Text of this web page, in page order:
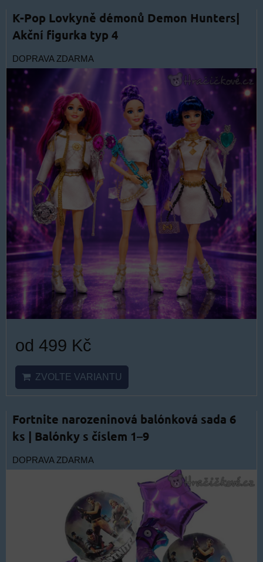
K-Pop Lovkyně démonů Demon Hunters|
Akční figurka typ 4
DOPRAVA ZDARMA
od 499 Kč
ZVOLTE VARIANTU
Fortnite narozeninová balónková sada 6
ks | Balónky s číslem 1–9
DOPRAVA ZDARMA